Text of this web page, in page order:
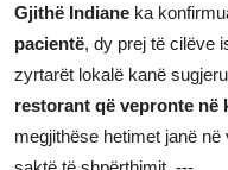
Gjithë Indiane ka
pacientë, dy prej të cilëve
zyrtarët lokalë kanë
restorant që vepronte në
megjithëse hetimet janë